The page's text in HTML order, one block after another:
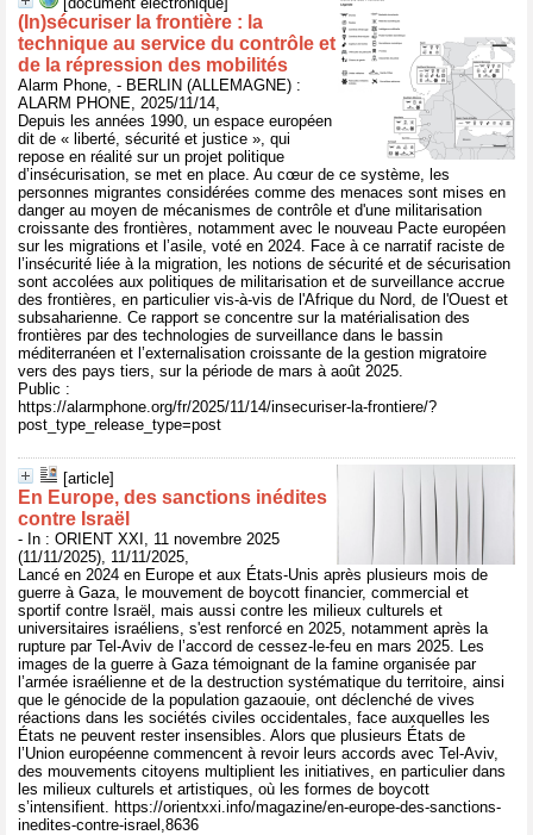
(In)sécuriser la frontière : la
technique au service du contrôle et
de la répression des mobilités
Alarm Phone, - BERLIN (ALLEMAGNE) :
ALARM PHONE, 2025/11/14,
Depuis les années 1990, un espace européen
dit de « liberté, sécurité et justice », qui
repose en réalité sur un projet politique
d’insécurisation, se met en place. Au cœur de ce système, les
personnes migrantes considérées comme des menaces sont mises en
danger au moyen de mécanismes de contrôle et d'une militarisation
croissante des frontières, notamment avec le nouveau Pacte européen
sur les migrations et l’asile, voté en 2024. Face à ce narratif raciste de
l’insécurité liée à la migration, les notions de sécurité et de sécurisation
sont accolées aux politiques de militarisation et de surveillance accrue
des frontières, en particulier vis-à-vis de l'Afrique du Nord, de l'Ouest et
subsaharienne. Ce rapport se concentre sur la matérialisation des
frontières par des technologies de surveillance dans le bassin
méditerranéen et l’externalisation croissante de la gestion migratoire
vers des pays tiers, sur la période de mars à août 2025.
Public :
https://alarmphone.org/fr/2025/11/14/insecuriser-la-frontiere/?
post_type_release_type=post
[article]
En Europe, des sanctions inédites
contre Israël
- In : ORIENT XXI, 11 novembre 2025
(11/11/2025), 11/11/2025,
Lancé en 2024 en Europe et aux États-Unis après plusieurs mois de
guerre à Gaza, le mouvement de boycott financier, commercial et
sportif contre Israël, mais aussi contre les milieux culturels et
universitaires israéliens, s'est renforcé en 2025, notamment après la
rupture par Tel-Aviv de l’accord de cessez-le-feu en mars 2025. Les
images de la guerre à Gaza témoignant de la famine organisée par
l’armée israélienne et de la destruction systématique du territoire, ainsi
que le génocide de la population gazaouie, ont déclenché de vives
réactions dans les sociétés civiles occidentales, face auxquelles les
États ne peuvent rester insensibles. Alors que plusieurs États de
l’Union européenne commencent à revoir leurs accords avec Tel-Aviv,
des mouvements citoyens multiplient les initiatives, en particulier dans
les milieux culturels et artistiques, où les formes de boycott
s’intensifient. https://orientxxi.info/magazine/en-europe-des-sanctions-
inedites-contre-israel,8636